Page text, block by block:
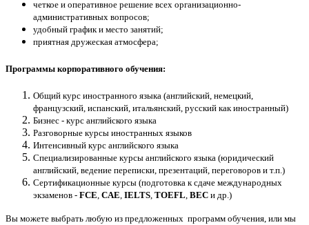
четкое и оперативное решение всех организационно-
административных вопросов;
удобный график и место занятий;
приятная дружеская атмосфера;
Программы корпоративного обучения:
Общий курс иностранного языка (английский, немецкий,
французский, испанский, итальянский, русский как иностранный)
Бизнес - курс английского языка
Разговорные курсы иностранных языков
Интенсивный курс английского языка
Специализированные курсы английского языка (юридический
английский, ведение переписки, презентаций, переговоров и т.п.)
Сертификационные курсы (подготовка к сдаче международных
экзаменов - FCE, CAE, IELTS, TOEFL, BEС и др.)
Вы можете выбрать любую из предложенных программ обучения, или мы